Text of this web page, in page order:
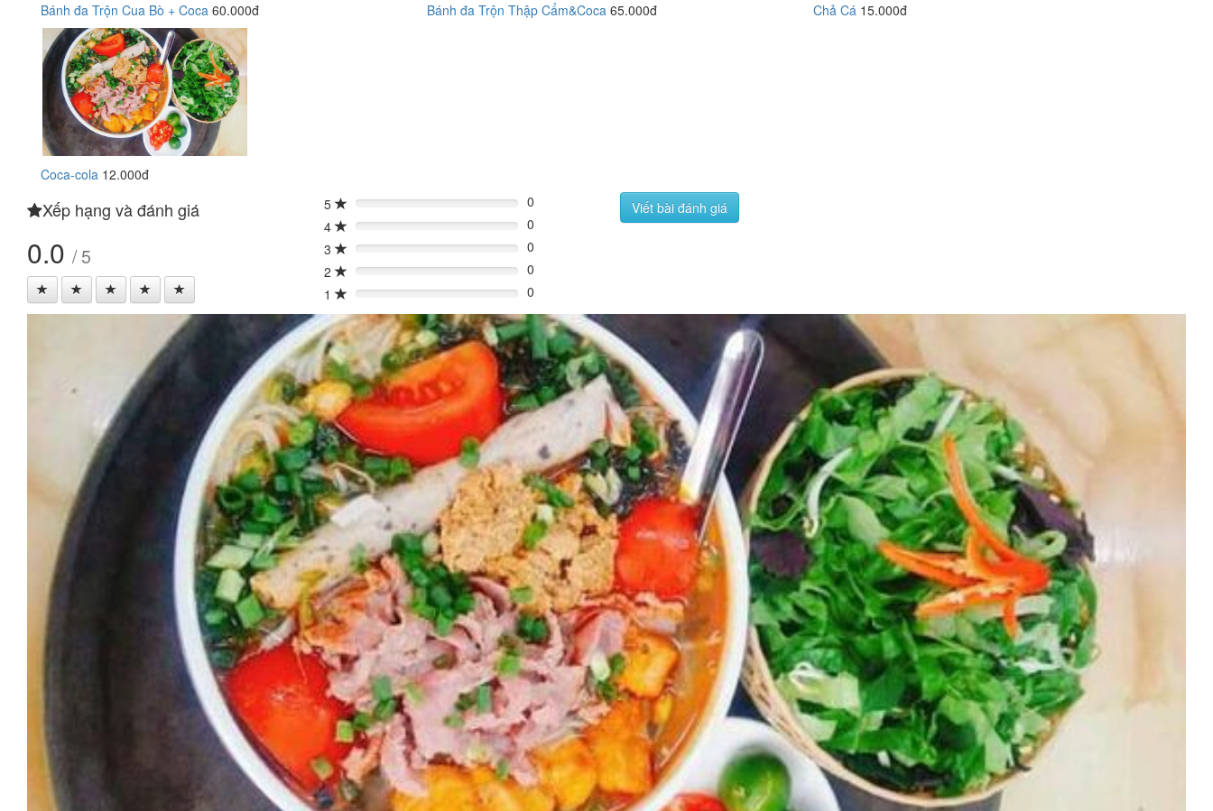
Bánh đa Trộn Cua Bò + Coca 60.000đ Bánh đa Trộn Thập Cẩm&Coca 65.000đ Chả Cá 15.000đ
Coca-cola 12.000đ
Xếp hạng và đánh giá
0.0 / 5
5 0%
0
4
0%
0
3
0%
0
2
0%
0
1
0% 0
Viết bài đánh giá